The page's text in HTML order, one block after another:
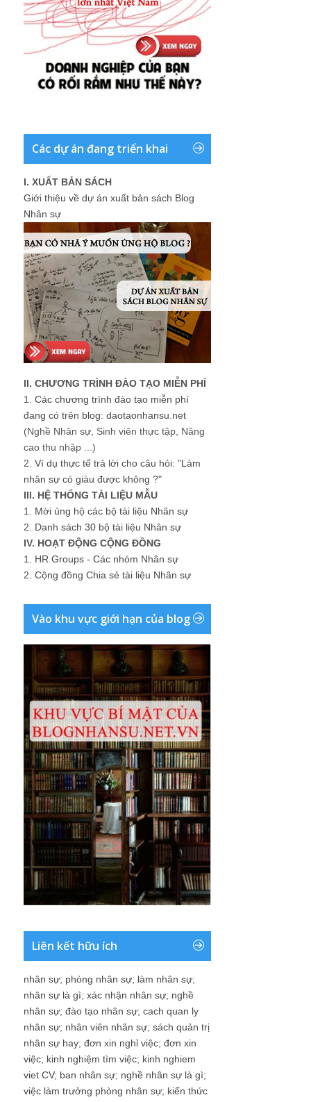
Các dự án đang triển khai
I. XUẤT BẢN SÁCH
Giới thiệu về dự án xuất bản sách Blog
Nhân sự
II. CHƯƠNG TRÌNH ĐÀO TẠO MIỄN PHÍ
1. Các chương trình đào tạo miễn phí
đang có trên blog: daotaonhansu.net
(Nghề Nhân sự, Sinh viên thực tập, Nâng
cao thu nhập ...)
2. Ví dụ thực tế trả lời cho câu hỏi: "Làm
nhân sự có giàu được không ?"
III. HỆ THỐNG TÀI LIỆU MẪU
1. Mời ủng hộ các bộ tài liệu Nhân sự
2. Danh sách 30 bộ tài liệu Nhân sự
IV. HOẠT ĐỘNG CỘNG ĐỒNG
1. HR Groups - Các nhóm Nhân sự
2. Cộng đồng Chia sẻ tài liệu Nhân sự
Vào khu vực giới hạn của blog
Liên kết hữu ích
nhân sự; phòng nhân sự; làm nhân sự;
nhân sự là gì; xác nhận nhân sự; nghề
nhân sự; đào tạo nhân sự; cach quan ly
nhân sự; nhân viên nhân sự; sách quản trị
nhân sự hay; đơn xin nghỉ việc; đơn xin
việc; kinh nghiệm tìm việc; kinh nghiem
viet CV; ban nhân sự; nghề nhân sự là gì;
việc làm trưởng phòng nhân sự; kiến thức